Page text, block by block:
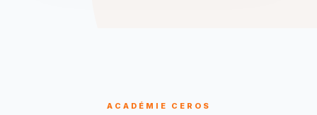
ACADÉMIE CEROS